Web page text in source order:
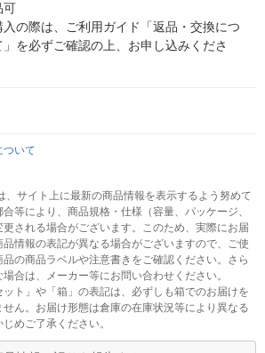
可
入の際は、ご利用ガイド「返品・交換につ
」を必ずご確認の上、お申し込みくださ
ついて
、サイト上に最新の商品情報を表示するよう努めて
等により、商品規格・仕様（容量、パッケージ、
される場合がございます。このため、実際にお届
情報の表記が異なる場合がございますので、ご使
の商品ラベルや注意書きをご確認ください。さら
合は、メーカー等にお問い合わせください。
ト」や「箱」の表記は、必ずしも箱でのお届けを
ん。お届け形態は倉庫の在庫状況等により異なる
めご了承ください。